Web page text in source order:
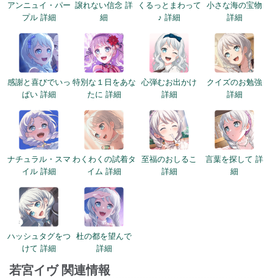
アンニュイ・パー
プル 詳細
譲れない信念 詳
細
くるっとまわって
♪ 詳細
小さな海の宝物
詳細
感謝と喜びでいっ
ぱい 詳細
特別な１日をあな
たに 詳細
心弾むお出かけ
詳細
クイズのお勉強
詳細
ナチュラル・スマ
イル 詳細
わくわくの試着タ
イム 詳細
至福のおしるこ
詳細
言葉を探して 詳
細
ハッシュタグをつ
けて 詳細
杜の都を望んで
詳細
若宮イヴ 関連情報